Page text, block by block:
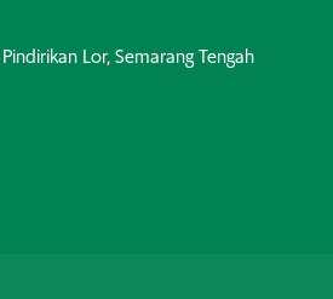
Lor, Semarang Tengah